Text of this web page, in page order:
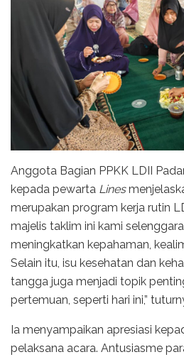
Anggota Bagian PPKK LDII
kepada pewarta Lines
merupakan program kerja rutin
majelis taklim ini kami
meningkatkan kepahaman,
Selain itu, isu kesehatan dan
tangga juga menjadi topik
pertemuan, seperti hari ini,”
Ia menyampaikan apresiasi
pelaksana acara. Antusiasme